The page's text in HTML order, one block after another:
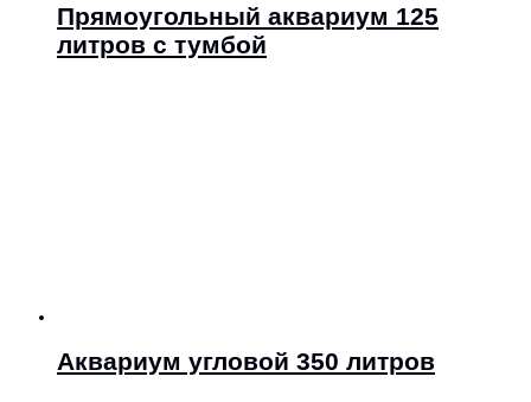
Прямоугольный аквариум 125
литров с тумбой
Аквариум угловой 350 литров